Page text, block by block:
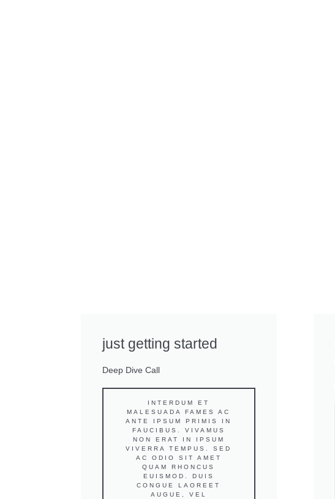
just getting started
Deep Dive Call
INTERDUM ET
MALESUADA FAMES AC
ANTE IPSUM PRIMIS IN
FAUCIBUS. VIVAMUS
NON ERAT IN IPSUM
VIVERRA TEMPUS. SED
AC ODIO SIT AMET
QUAM RHONCUS
EUISMOD. DUIS
CONGUE LAOREET
AUGUE, VEL